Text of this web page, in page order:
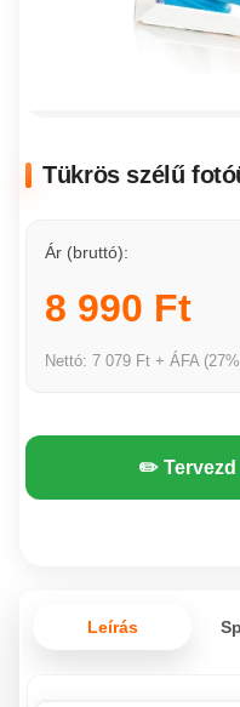
Tükrös szélű
Ár (bruttó):
8 990 Ft
Nettó: 7 079 Ft + ÁFA
✏️ Tervezd
Leírás